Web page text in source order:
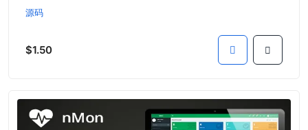
源码
$1.50